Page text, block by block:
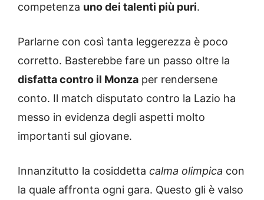
competenza uno dei talenti più puri.
Parlarne con così tanta leggerezza è poco
corretto. Basterebbe fare un passo oltre la
disfatta contro il Monza per rendersene
conto. Il match disputato contro la Lazio ha
messo in evidenza degli aspetti molto
importanti sul giovane.
Innanzitutto la cosiddetta calma olimpica con
la quale affronta ogni gara. Questo gli è valso